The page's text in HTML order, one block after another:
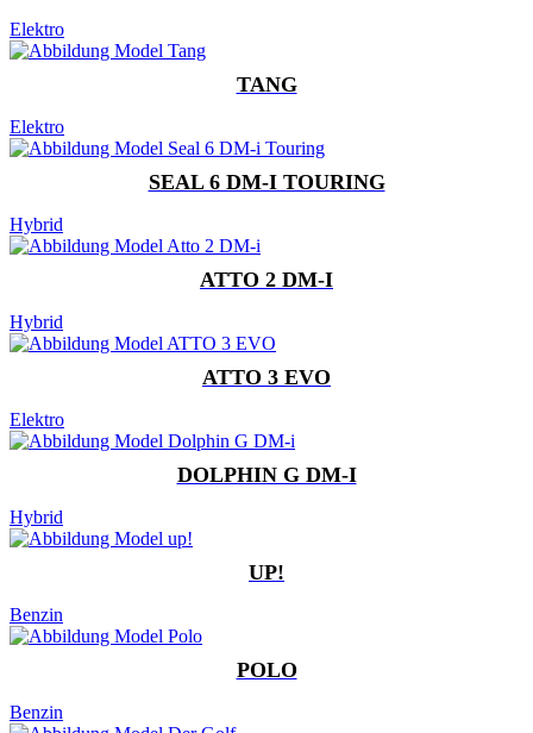
Elektro
TANG
Elektro
SEAL 6 DM-I TOURING
Hybrid
ATTO 2 DM-I
Hybrid
ATTO 3 EVO
Elektro
DOLPHIN G DM-I
Hybrid
UP!
Benzin
POLO
Benzin